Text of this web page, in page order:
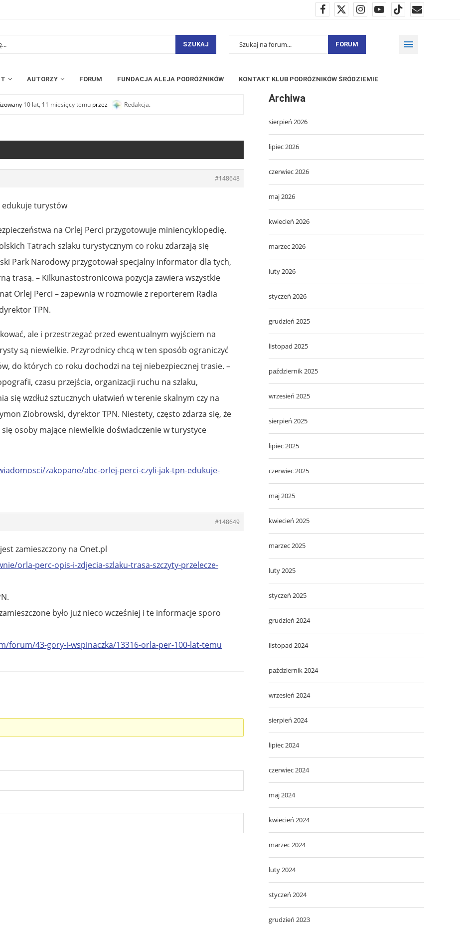
SZUKAJ FORUM
AUTORZY FORUM FUNDACJA ALEJA PODRÓŻNIKÓW KONTAKT KLUB PODRÓŻNIKÓW ŚRÓDZIEMIE
10 lat, 11 miesięcy temu przez Redakcja.
#148648
edukuje turystów
na Orlej Perci przygotowuje miniencyklopedię.
Tatrach szlaku turystycznym co roku zdarzają się
Park Narodowy przygotował specjalny informator dla tych,
trasą. – Kilkunastostronicowa pozycja zawiera wszystkie
Orlej Perci – zapewnia w rozmowie z reporterem Radia
TPN.
ale i przestrzegać przed ewentualnym wyjściem na
są niewielkie. Przyrodnicy chcą w ten sposób ograniczyć
do których co roku dochodzi na tej niebezpiecznej trasie. –
czasu przejścia, organizacji ruchu na szlaku,
się wzdłuż sztucznych ułatwień w terenie skalnym czy na
Ziobrowski, dyrektor TPN. Niestety, często zdarza się, że
osoby mające niewielkie doświadczenie w turystyce
zakopane/abc-orlej-perci-czyli-jak-tpn-edukuje-
#148649
zamieszczony na Onet.pl
orla-perc-opis-i-zdjecia-szlaku-trasa-szczyty-przelecze-
było już nieco wcześniej i te informacje sporo
forum/43-gory-i-wspinaczka/13316-orla-per-100-lat-temu
Archiwa
sierpień 2026
lipiec 2026
czerwiec 2026
maj 2026
kwiecień 2026
marzec 2026
luty 2026
styczeń 2026
grudzień 2025
listopad 2025
październik 2025
wrzesień 2025
sierpień 2025
lipiec 2025
czerwiec 2025
maj 2025
kwiecień 2025
marzec 2025
luty 2025
styczeń 2025
grudzień 2024
listopad 2024
październik 2024
wrzesień 2024
sierpień 2024
lipiec 2024
czerwiec 2024
maj 2024
kwiecień 2024
marzec 2024
luty 2024
styczeń 2024
grudzień 2023